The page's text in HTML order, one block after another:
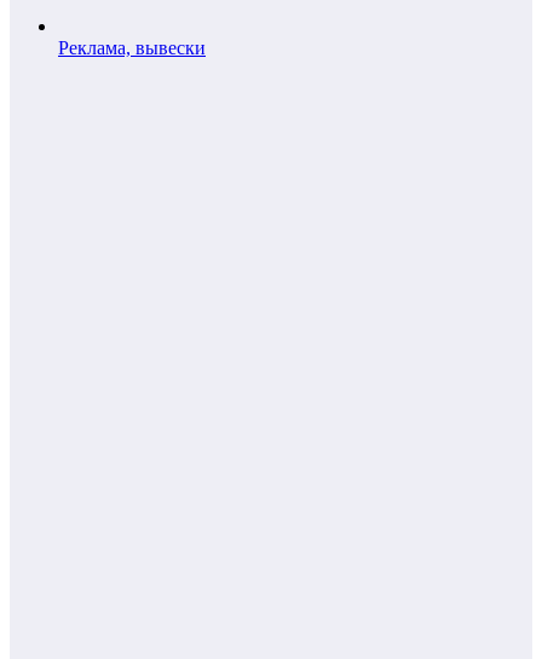
Реклама, вывески